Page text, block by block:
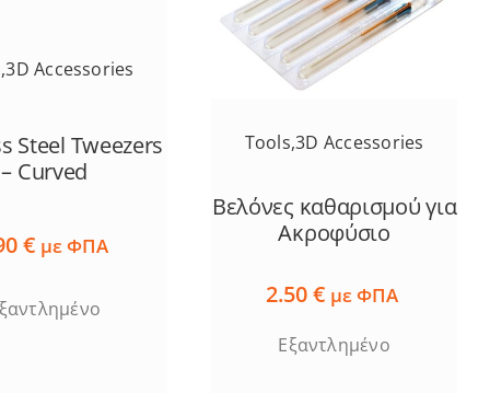
,3D Accessories
Steel Tweezers
– Curved
€ με ΦΠΑ
Tools,3D Accessories
Βελόνες καθαρισμού για
Ακροφύσιο
2.50€ με ΦΠΑ
Εξαντλημένο